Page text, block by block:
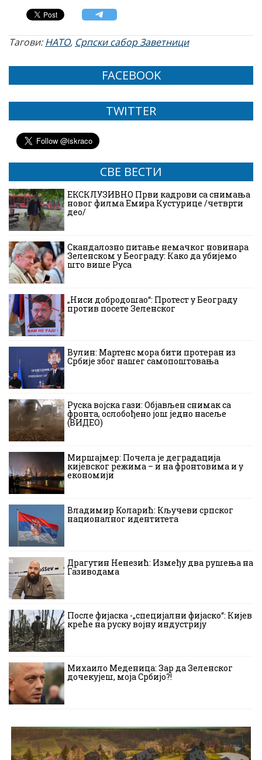
Тагови:НАТО, Српски сабор Заветници
FACEBOOK
TWITTER
СВЕ ВЕСТИ
ЕКСКЛУЗИВНО Први кадрови са снимања
новог филма Емира Кустурице /четврти
део/
Скандалозно питање немачког новинара
Зеленском у Београду: Како да убијемо
што више Руса
„Ниси добродошао“: Протест у Београду
против посете Зеленског
Вулин: Мартенс мора бити протеран из
Србије због нашег самопоштовања
Руска војска гази: Објављен снимак са
фронта, ослобођено још једно насеље
(ВИДЕО)
Миршајмер: Почела је деградација
кијевског режима – и на фронтовима и у
економији
Владимир Коларић: Кључеви српског
националног идентитета
Драгутин Ненезић: Између два рушења на
Газиводама
После фијаска -„специјални фијаско“: Кијев
креће на руску војну индустрију
Михаило Меденица: Зар да Зеленског
дочекујеш, моја Србијо?!